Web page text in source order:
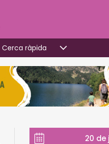
Cerca ràpida
20 de